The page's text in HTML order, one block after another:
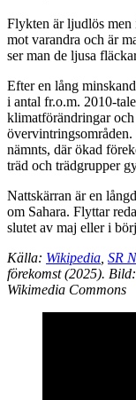
Flykten är ljudlös men
mot varandra och är
ser man de ljusa
Efter en lång
i antal fr.o.m. 2010-
klimatförändringar
nämnts, där ökad
träd och trädgrupper
Nattskärran är en
om Sahara. Flyttar
slutet av maj eller i
Källa: Wikipedia SR
förekomst (2025). Bild:
Wikimedia Commons